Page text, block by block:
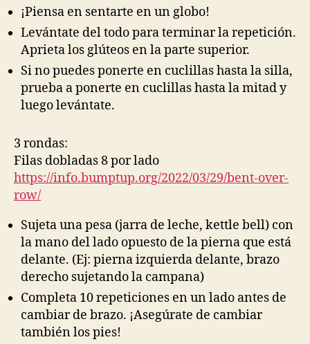
¡Piensa en sentarte en un globo!
Levántate del todo para terminar la repetición.
Aprieta los glúteos en la parte superior.
Si no puedes ponerte en cuclillas hasta la silla,
prueba a ponerte en cuclillas hasta la mitad y
luego levántate.
3 rondas:
Filas dobladas 8 por lado
https://info.bumptup.org/2022/03/29/bent-over-
row/
Sujeta una pesa (jarra de leche, kettle bell) con
la mano del lado opuesto de la pierna que está
delante. (Ej: pierna izquierda delante, brazo
derecho sujetando la campana)
Completa 10 repeticiones en un lado antes de
cambiar de brazo. ¡Asegúrate de cambiar
también los pies!